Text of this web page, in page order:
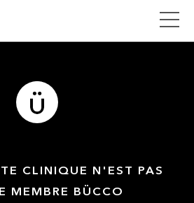
CLINIQUE N'EST PAS
MEMBRE BÜCCO